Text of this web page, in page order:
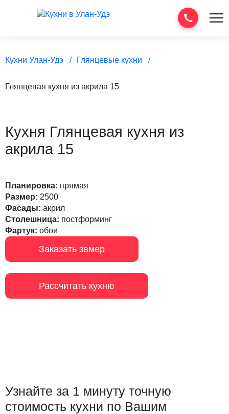
Кухни Улан-Удэ Глянцевые кухни
Глянцевая кухня из акрила 15
Кухня Глянцевая кухня из
акрила 15
Планировка: прямая
Размер: 2500
Фасады: акрил
Столешница: постформинг
Фартук: обои
Заказать замер
Рассчитать кухню
Узнайте за 1 минуту точную
стоимость кухни по Вашим